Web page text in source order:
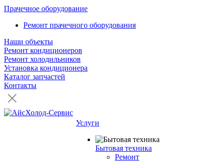
Прачечное оборудование
Ремонт прачечного оборудования
Наши объекты
Ремонт кондиционеров
Ремонт холодильников
Установка кондиционера
Каталог запчастей
Контакты
Услуги
Бытовая техника
Ремонт